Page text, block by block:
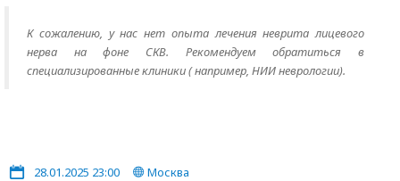
К сожалению, у нас нет опыта лечения неврита лицевого
нерва на фоне СКВ. Рекомендуем обратиться в
специализированные клиники ( например, НИИ неврологии).
28.01.2025 23:00
Москва